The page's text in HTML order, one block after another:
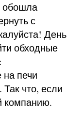
обошла
с
День
обходные
печи
Так что, если
компанию.